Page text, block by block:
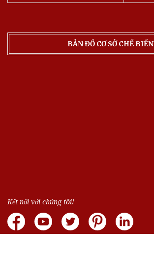
BẢN ĐỒ CƠ SỞ CHẾ BIẾN
Kết nối với chúng tôi!